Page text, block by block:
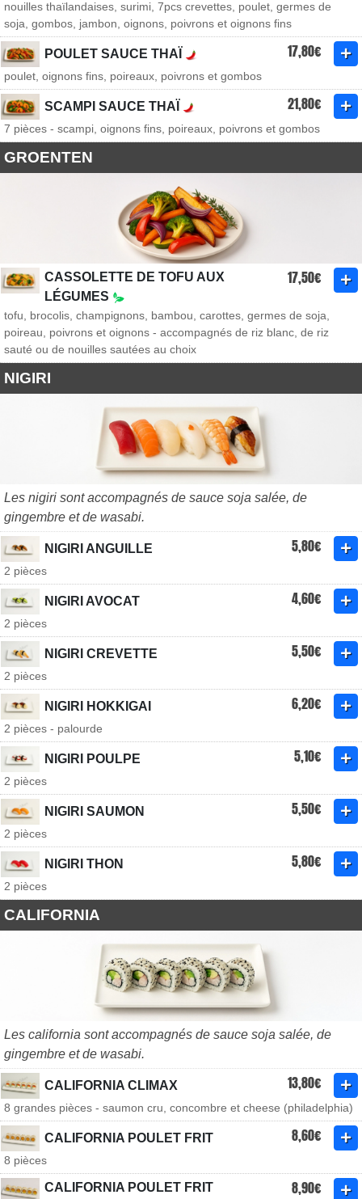
nouilles thaïlandaises, surimi, 7pcs crevettes, poulet, germes de
soja, gombos, jambon, oignons, poivrons et oignons fins
POULET SAUCE THAÏ 17,80€
poulet, oignons fins, poireaux, poivrons et gombos
SCAMPI SAUCE THAÏ 21,80€
7 pièces - scampi, oignons fins, poireaux, poivrons et gombos
GROENTEN
CASSOLETTE DE TOFU AUX
LÉGUMES
17,50€
tofu, brocolis, champignons, bambou, carottes, germes de soja,
poireau, poivrons et oignons - accompagnés de riz blanc, de riz
sauté ou de nouilles sautées au choix
NIGIRI
Les nigiri sont accompagnés de sauce soja salée, de
gingembre et de wasabi.
NIGIRI ANGUILLE 5,80€
2 pièces
NIGIRI AVOCAT 4,60€
2 pièces
NIGIRI CREVETTE 5,50€
2 pièces
NIGIRI HOKKIGAI 6,20€
2 pièces - palourde
NIGIRI POULPE 5,10€
2 pièces
NIGIRI SAUMON 5,50€
2 pièces
NIGIRI THON 5,80€
2 pièces
CALIFORNIA
Les california sont accompagnés de sauce soja salée, de
gingembre et de wasabi.
CALIFORNIA CLIMAX 13,80€
8 grandes pièces - saumon cru, concombre et cheese (philadelphia)
CALIFORNIA POULET FRIT 8,60€
8 pièces
CALIFORNIA POULET FRIT
8,90€